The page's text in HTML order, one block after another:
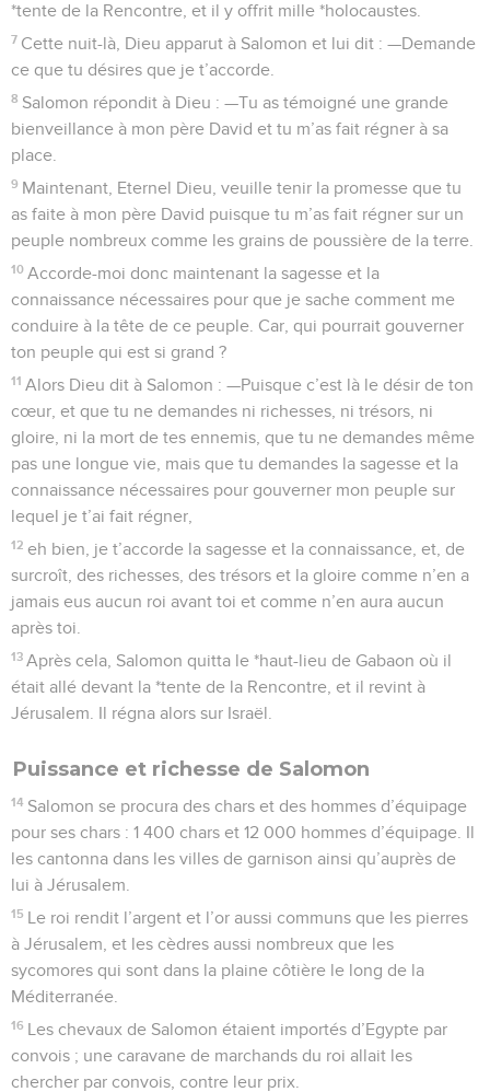
*tente de la Rencontre, et il y offrit mille *holocaustes.
7 Cette nuit-là, Dieu apparut à Salomon et lui dit : —Demande
ce que tu désires que je t’accorde.
8 Salomon répondit à Dieu : —Tu as témoigné une grande
bienveillance à mon père David et tu m’as fait régner à sa
place.
9 Maintenant, Eternel Dieu, veuille tenir la promesse que tu
as faite à mon père David puisque tu m’as fait régner sur un
peuple nombreux comme les grains de poussière de la terre.
10 Accorde-moi donc maintenant la sagesse et la
connaissance nécessaires pour que je sache comment me
conduire à la tête de ce peuple. Car, qui pourrait gouverner
ton peuple qui est si grand ?
11 Alors Dieu dit à Salomon : —Puisque c’est là le désir de ton
cœur, et que tu ne demandes ni richesses, ni trésors, ni
gloire, ni la mort de tes ennemis, que tu ne demandes même
pas une longue vie, mais que tu demandes la sagesse et la
connaissance nécessaires pour gouverner mon peuple sur
lequel je t’ai fait régner,
12 eh bien, je t’accorde la sagesse et la connaissance, et, de
surcroît, des richesses, des trésors et la gloire comme n’en a
jamais eus aucun roi avant toi et comme n’en aura aucun
après toi.
13 Après cela, Salomon quitta le *haut-lieu de Gabaon où il
était allé devant la *tente de la Rencontre, et il revint à
Jérusalem. Il régna alors sur Israël.
Puissance et richesse de Salomon
14 Salomon se procura des chars et des hommes d’équipage
pour ses chars : 1 400 chars et 12 000 hommes d’équipage. Il
les cantonna dans les villes de garnison ainsi qu’auprès de
lui à Jérusalem.
15 Le roi rendit l’argent et l’or aussi communs que les pierres
à Jérusalem, et les cèdres aussi nombreux que les
sycomores qui sont dans la plaine côtière le long de la
Méditerranée.
16 Les chevaux de Salomon étaient importés d’Egypte par
convois ; une caravane de marchands du roi allait les
chercher par convois, contre leur prix.